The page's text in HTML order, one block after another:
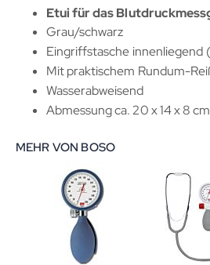
Etui für das
Grau/schwarz
Eingriffstasche innenliegend
Mit praktischem Rundum-
Wasserabweisend
Abmessung ca. 20 x 14 x 8 cm
MEHR VON BOSO